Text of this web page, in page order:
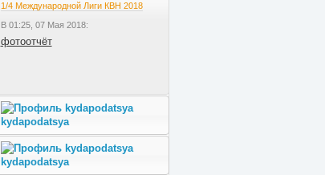
1/4 Международной Лиги КВН 2018
В 01:25, 07 Мая 2018:
фотоотчёт
kydapodatsya
kydapodatsya